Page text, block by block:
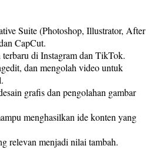
Suite (Photoshop, Illustrator, After
CapCut.
di Instagram dan TikTok.
dan mengolah video untuk
grafis dan pengolahan gambar
menghasilkan ide konten yang
relevan menjadi nilai tambah.